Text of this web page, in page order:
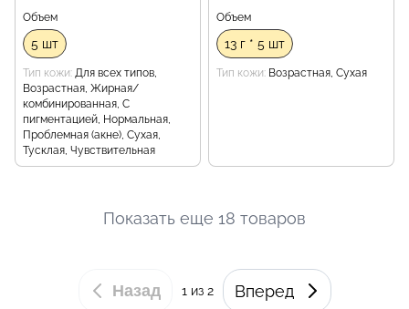
Объем
5 шт
Тип кожи Для всех типов,
Возрастная, Жирная/
комбинированная, С
пигментацией, Нормальная,
Проблемная (акне), Сухая,
Тусклая, Чувствительная
Объем
13 г * 5 шт
Тип кожи Возрастная, Сухая
Показать еще 18 товаров
Назад 1 из 2 Вперед